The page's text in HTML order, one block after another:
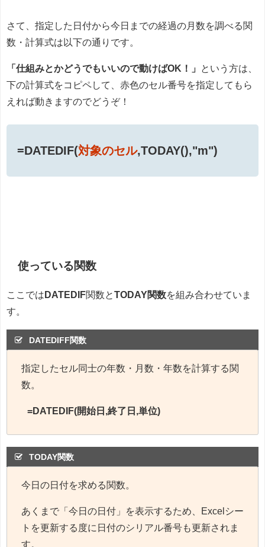
さて、指定した日付から今日までの経過の月数を調べる関
数・計算式は以下の通りです。
「仕組みとかどうでもいいので動けばOK！」
という方は、
下の計算式をコピペして、赤色のセル番号を指定してもら
えれば動きますのでどうぞ！
=DATEDIF(対象のセル,TODAY(),"m")
使っている関数
ここでは DATEDIF関数とTODAY関数を組み合わせていま
す。
DATEDIFF関数
指定したセル同士の年数・月数・年数を計算する関
数。
=DATEDIF(開始日,終了日,単位)
TODAY関数
今日の日付を求める関数。
あくまで「今日の日付」を表示するため、Excelシー
トを更新する度に日付のシリアル番号も更新されま
す。